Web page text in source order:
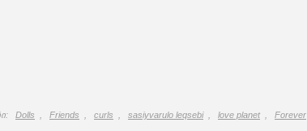
: Dolls Friends curls sasiyvarulo leqsebi love planet
Forever